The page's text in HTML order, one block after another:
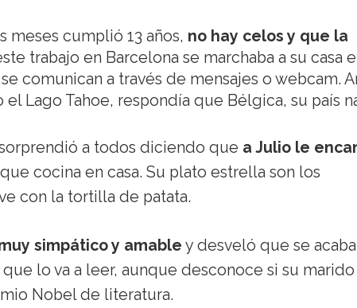
cumplió 13 años, no hay celos y que la
trabajo en Barcelona se marchaba a su casa
comunican a través de mensajes o webcam.
Lago Tahoe, respondía que Bélgica, su país
sorprendió a todos diciendo que a Julio le
cocina en casa. Su plato estrella son los
con la tortilla de patata.
simpático y amable y desveló que se
lo va a leer, aunque desconoce si su marido
Nobel de literatura.